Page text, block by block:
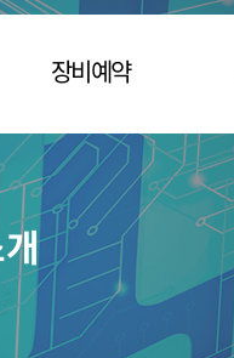
장비예약
AI(모바일) 신청
AI(인프라) 신청
XRㆍ메타버스 신청
스마트기기 신청
GPU 자원